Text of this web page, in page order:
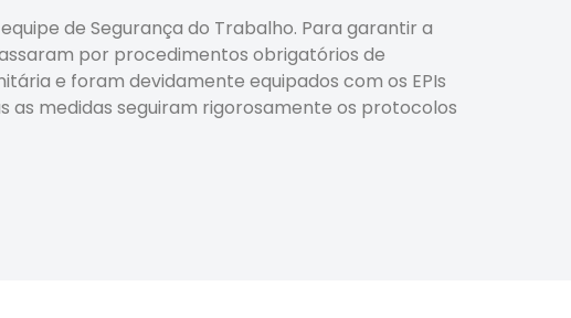
de Segurança do Trabalho. Para garantir a
por procedimentos obrigatórios de
e foram devidamente equipados com os EPIs
as medidas seguiram rigorosamente os protocolos